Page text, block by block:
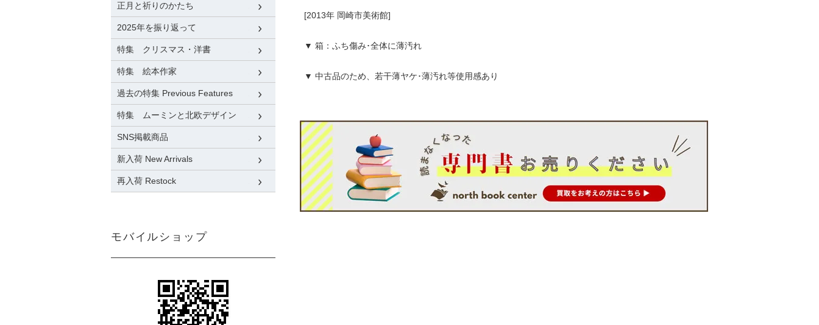
[2013年 岡崎市美術館]
▼ 箱：ふち傷み･全体に薄汚れ
▼ 中古品のため、若干薄ヤケ･薄汚れ等使用感あり
正月と祈りのかたち
2025年を振り返って
特集 クリスマス・洋書
特集 絵本作家
過去の特集 Previous Features
特集 ムーミンと北欧デザイン
SNS掲載商品
新入荷 New Arrivals
再入荷 Restock
モバイルショップ